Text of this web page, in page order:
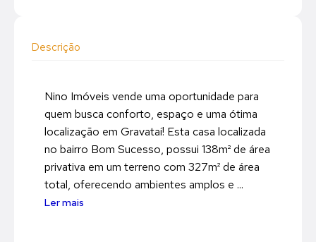
Descrição
Nino Imóveis vende uma oportunidade para
quem busca conforto, espaço e uma ótima
localização em Gravataí! Esta casa localizada
no bairro Bom Sucesso, possui 138m² de área
privativa em um terreno com 327m² de área
total, oferecendo ambientes amplos e ...
Ler mais